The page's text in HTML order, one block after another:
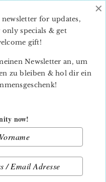
for updates,
only specials & get
gift!
Newsletter an, um
zu bleiben & hol dir ein
now!
×